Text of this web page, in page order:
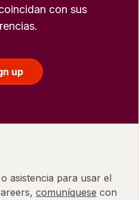
con sus
up
asistencia para usar el
comuníquese con